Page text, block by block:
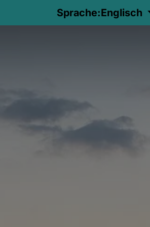
Sprache:Englisch